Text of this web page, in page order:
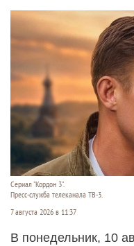
Сериал "Кордон 3".
Пресс-служба телеканала ТВ-3.
7 августа 2026 в 11:37
В понедельник, 10